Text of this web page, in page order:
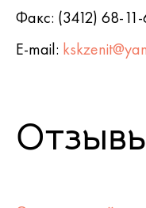
Факс: (3412) 68-
E-mail: